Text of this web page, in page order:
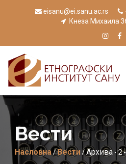
eisanu@ei.sanu.ac.rs
Кнеза Михаила
Вести
Насловна/Вести/Архива - 2